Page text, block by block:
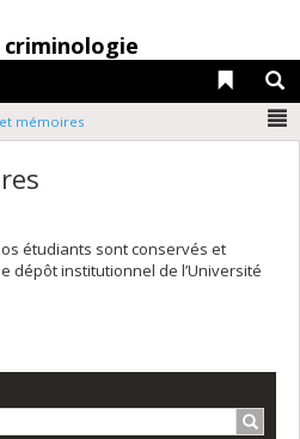
criminologie
Liens
mémoires
étudiants sont conservés et
dépôt institutionnel de l’Université